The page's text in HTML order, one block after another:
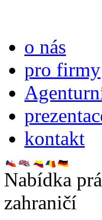
o nás
pro firmy
kontakt
Nabídka
zahraničí